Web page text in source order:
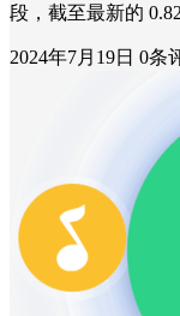
段，截至最新的
2024年7月19日 0条